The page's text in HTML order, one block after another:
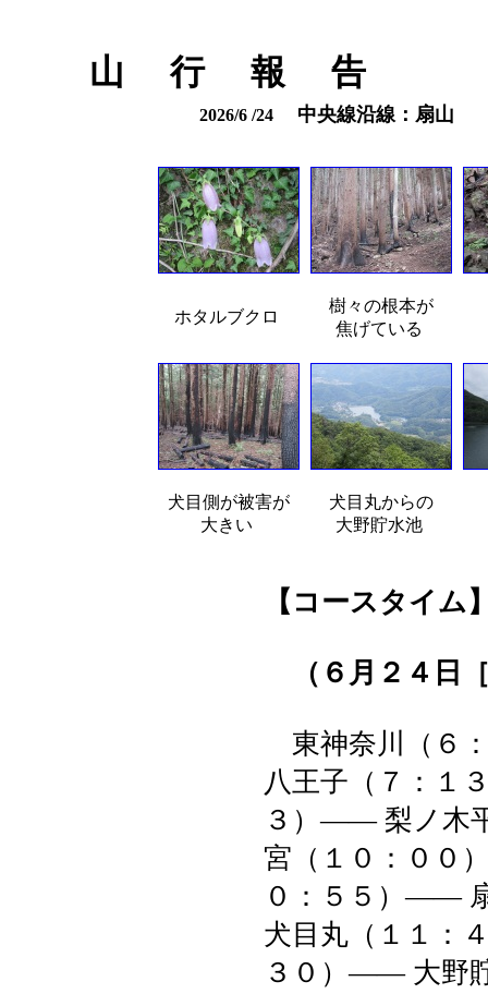
山 行 報 告
2026/6 /24 中央線沿線：扇山
ホタルブクロ
樹々の根本が
焦げている
犬目側が被害が
大きい
犬目丸からの
大野貯水池
【コースタイム
（６月２４日
東神奈川（６
八王子（７：１
３）―― 梨ノ木
宮（１０：００
０：５５）――
犬目丸（１１：
３０）―― 大野